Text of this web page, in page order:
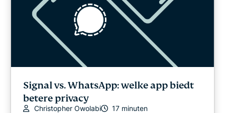
Signal vs. WhatsApp: welke app biedt
betere privacy
Christopher Owolabi 17 minuten